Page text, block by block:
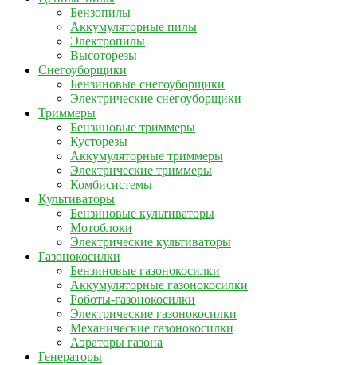
Бензопилы
Аккумуляторные пилы
Электропилы
Высоторезы
Снегоуборщики
Бензиновые снегоуборщики
Электрические снегоуборщики
Триммеры
Бензиновые триммеры
Кусторезы
Аккумуляторные триммеры
Электрические триммеры
Комбисистемы
Культиваторы
Бензиновые культиваторы
Мотоблоки
Электрические культиваторы
Газонокосилки
Бензиновые газонокосилки
Аккумуляторные газонокосилки
Роботы-газонокосилки
Электрические газонокосилки
Механические газонокосилки
Аэраторы газона
Генераторы